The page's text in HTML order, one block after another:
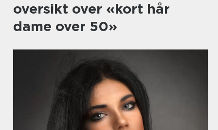
oversikt over «kort hår
dame over 50»